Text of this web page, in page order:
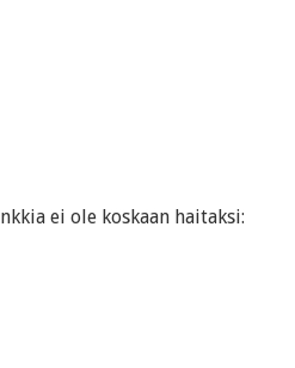
ei ole koskaan haitaksi: